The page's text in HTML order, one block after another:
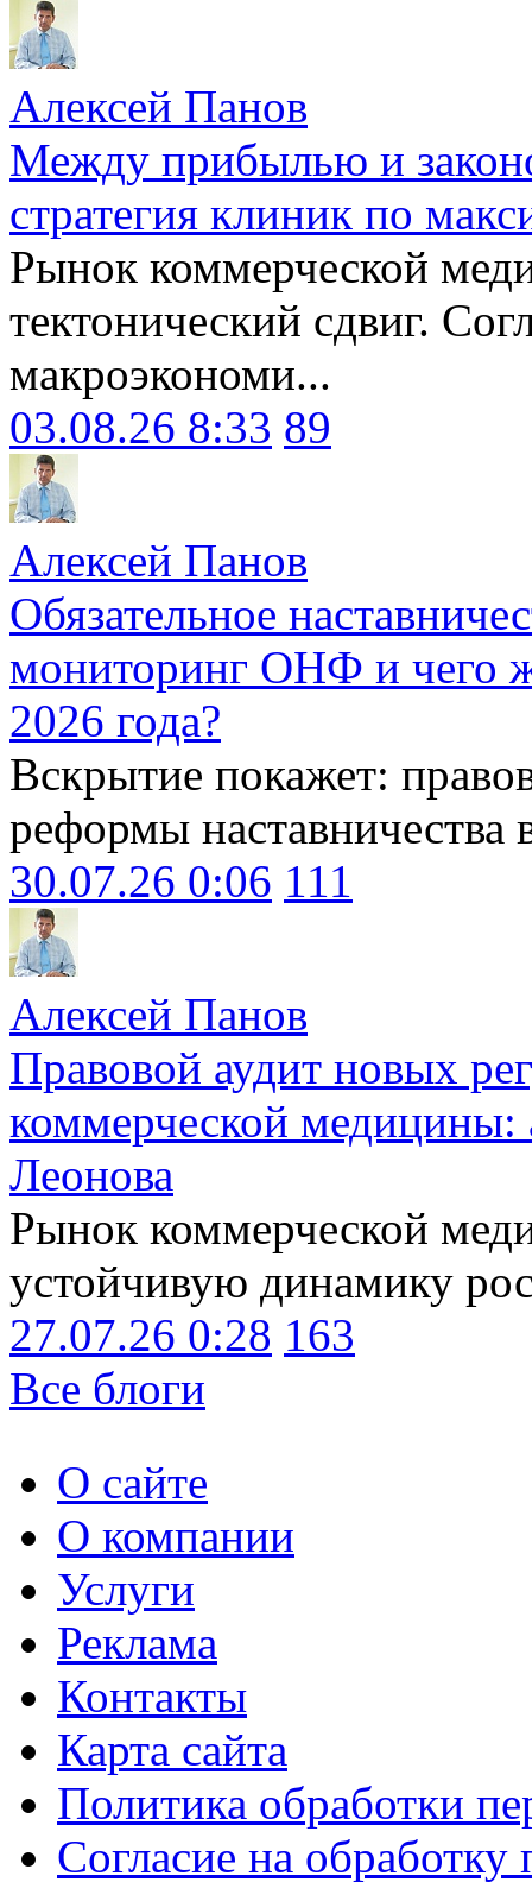
Алексей Панов
Между прибылью и
стратегия клиник по
Рынок коммерческой
тектонический сдвиг.
макроэкономи...
03.08.26 8:33 89
Алексей Панов
Обязательное
мониторинг ОНФ и чего
2026 года?
Вскрытие покажет:
реформы наставничества
30.07.26 0:06 111
Алексей Панов
Правовой аудит новых
коммерческой медицины:
Леонова
Рынок коммерческой
устойчивую динамику
27.07.26 0:28 163
Все блоги
О сайте
О компании
Услуги
Реклама
Контакты
Карта сайта
Политика обработки
Согласие на